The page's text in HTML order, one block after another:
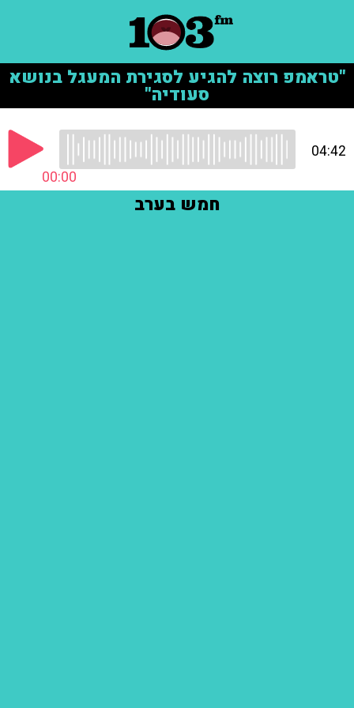
"טראמפ רוצה להגיע לסגירת המעגל בנושא
סעודיה"
00:00
04:42
חמש בערב